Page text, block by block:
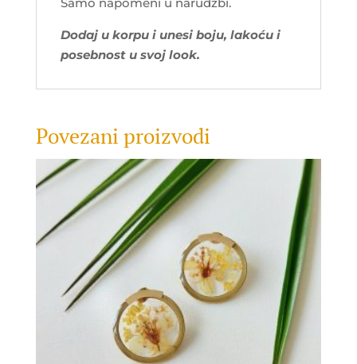
Dodaj u korpu i unesi boju, lakoću i
posebnost u svoj look.
Povezani proizvodi